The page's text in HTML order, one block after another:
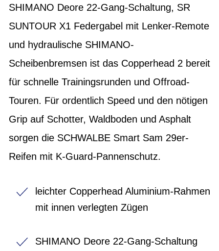
SHIMANO Deore 22-Gang-Schaltung, SR
SUNTOUR X1 Federgabel mit Lenker-Remote
und hydraulische SHIMANO-
Scheibenbremsen ist das Copperhead 2 bereit
für schnelle Trainingsrunden und Offroad-
Touren. Für ordentlich Speed und den nötigen
Grip auf Schotter, Waldboden und Asphalt
sorgen die SCHWALBE Smart Sam 29er-
Reifen mit K-Guard-Pannenschutz.
leichter Copperhead Aluminium-Rahmen
mit innen verlegten Zügen
SHIMANO Deore 22-Gang-Schaltung